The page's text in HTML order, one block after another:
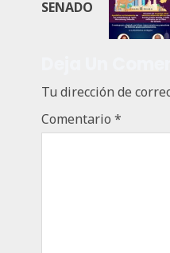
SENADO
Tu dirección de
Comentario *